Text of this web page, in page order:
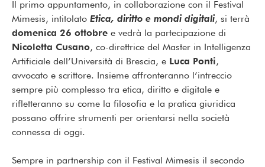
Il primo appuntamento, in collaborazione con il Festival
Mimesis, intitolato Etica, diritto e mondi digitali, si terrà
domenica 26 ottobre e vedrà la partecipazione di
Nicoletta Cusano, co-direttrice del Master in Intelligenza
Artificiale dell’Università di Brescia, e Luca Ponti,
avvocato e scrittore. Insieme affronteranno l’intreccio
sempre più complesso tra etica, diritto e digitale e
rifletteranno su come la filosofia e la pratica giuridica
possano offrire strumenti per orientarsi nella società
connessa di oggi.
Sempre in partnership con il Festival Mimesis il secondo